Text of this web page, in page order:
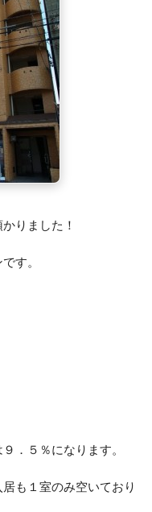
りました！
す。
．５％になります。
も１室のみ空いており